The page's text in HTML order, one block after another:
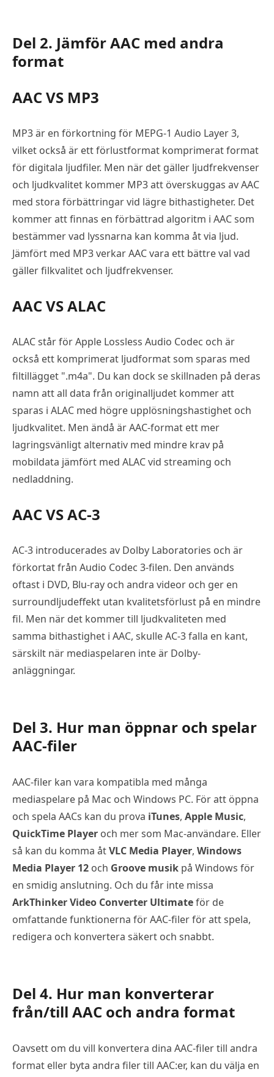
Del 2. Jämför AAC med andra
format
AAC VS MP3
MP3 är en förkortning för MEPG-1 Audio Layer 3,
vilket också är ett förlustformat komprimerat format
för digitala ljudfiler. Men när det gäller ljudfrekvenser
och ljudkvalitet kommer MP3 att överskuggas av AAC
med stora förbättringar vid lägre bithastigheter. Det
kommer att finnas en förbättrad algoritm i AAC som
bestämmer vad lyssnarna kan komma åt via ljud.
Jämfört med MP3 verkar AAC vara ett bättre val vad
gäller filkvalitet och ljudfrekvenser.
AAC VS ALAC
ALAC står för Apple Lossless Audio Codec och är
också ett komprimerat ljudformat som sparas med
filtillägget ".m4a". Du kan dock se skillnaden på deras
namn att all data från originalljudet kommer att
sparas i ALAC med högre upplösningshastighet och
ljudkvalitet. Men ändå är AAC-format ett mer
lagringsvänligt alternativ med mindre krav på
mobildata jämfört med ALAC vid streaming och
nedladdning.
AAC VS AC-3
AC-3 introducerades av Dolby Laboratories och är
förkortat från Audio Codec 3-filen. Den används
oftast i DVD, Blu-ray och andra videor och ger en
surroundljudeffekt utan kvalitetsförlust på en mindre
fil. Men när det kommer till ljudkvaliteten med
samma bithastighet i AAC, skulle AC-3 falla en kant,
särskilt när mediaspelaren inte är Dolby-
anläggningar.
Del 3. Hur man öppnar och spelar
AAC-filer
AAC-filer kan vara kompatibla med många
mediaspelare på Mac och Windows PC. För att öppna
och spela AACs kan du prova iTunes, Apple Music,
QuickTime Player och mer som Mac-användare. Eller
så kan du komma åtVLC Media Player, Windows
Media Player 12 och Groove musik på Windows för
en smidig anslutning. Och du får inte missa
ArkThinker Video Converter Ultimateför de
omfattande funktionerna för AAC-filer för att spela,
redigera och konvertera säkert och snabbt.
Del 4. Hur man konverterar
från/till AAC och andra format
Oavsett om du vill konvertera dina AAC-filer till andra
format eller byta andra filer till AAC:er, kan du välja en